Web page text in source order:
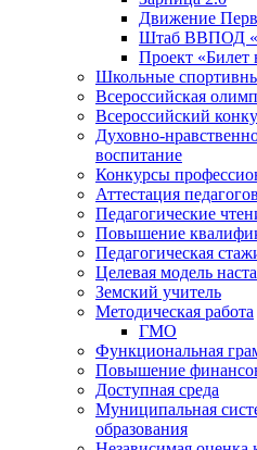
Движение
Штаб ВВПОД
Проект «Билет
Школьные
Всероссийская
Всероссийский
Духовно-
воспитание
Конкурсы
Аттестация
Педагогические
Повышение
Педагогическая
Целевая модель
Земский учитель
Методическая работа
ГМО
Функциональная
Повышение
Доступная среда
Муниципальная
образования